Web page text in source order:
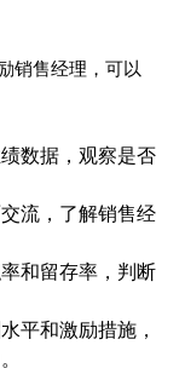
销售经理，可以
数据，观察是否
流，了解销售经
和留存率，判断
平和激励措施，